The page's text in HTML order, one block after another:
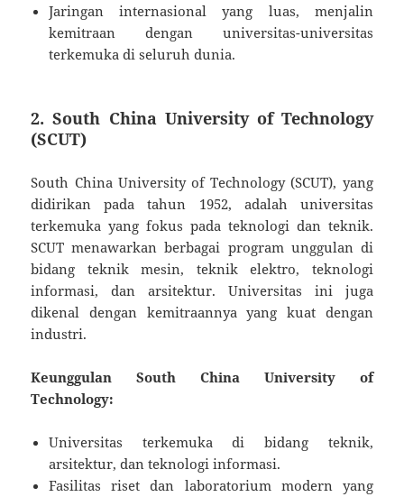
Jaringan internasional yang luas, menjalin
kemitraan dengan universitas-universitas
terkemuka di seluruh dunia.
2.South China University of Technology
(SCUT)
South China University of Technology (SCUT), yang
didirikan pada tahun 1952, adalah universitas
terkemuka yang fokus pada teknologi dan teknik.
SCUT menawarkan berbagai program unggulan di
bidang teknik mesin, teknik elektro, teknologi
informasi, dan arsitektur. Universitas ini juga
dikenal dengan kemitraannya yang kuat dengan
industri.
Keunggulan South China University of
Technology:
Universitas terkemuka di bidang teknik,
arsitektur, dan teknologi informasi.
Fasilitas riset dan laboratorium modern yang